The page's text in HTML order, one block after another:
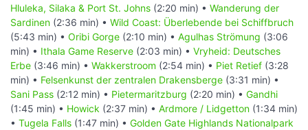
Hluleka, Silaka & Port St. Johns (2:20 min) • Wanderung der
Sardinen (2:36 min) • Wild Coast: Überlebende bei Schiffbruch
(5:43 min) • Oribi Gorge (2:10 min) • Agulhas Strömung (3:06
min) • Ithala Game Reserve (2:03 min) • Vryheid: Deutsches
Erbe (3:46 min) • Wakkerstroom (2:54 min) • Piet Retief (3:28
min) • Felsenkunst der zentralen Drakensberge (3:31 min) •
Sani Pass (2:12 min) • Pietermaritzburg (2:20 min) • Gandhi
(1:45 min) • Howick (2:37 min) • Ardmore / Lidgetton (1:34 min)
• Tugela Falls (1:47 min) • Golden Gate Highlands Nationalpark